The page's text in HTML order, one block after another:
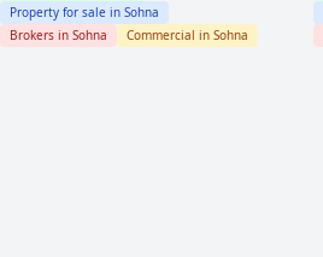
Property for sale in Sohna
Brokers in Sohna Commercial in Sohna